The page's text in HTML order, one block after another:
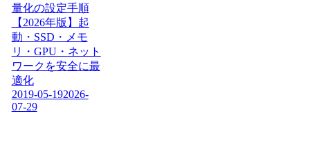
量化の設定手順
【2026年版】起
動・SSD・メモ
リ・GPU・ネット
ワークを安全に最
適化
2019-05-192026-
07-29